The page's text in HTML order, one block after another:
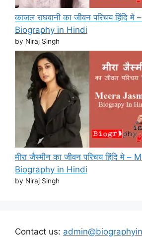
काजल राघवानी का जीवन परिचय हिंदि
Biography in Hindi
by Niraj Singh
मीरा जैस्मीन का जीवन परिचय हिंदि मे
Biography in Hindi
by Niraj Singh
Contact us: